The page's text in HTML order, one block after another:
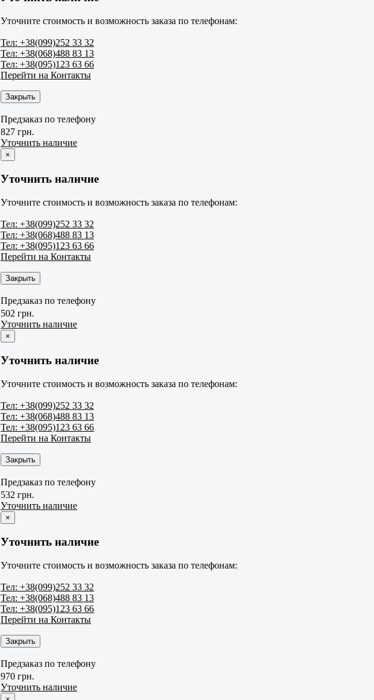
Уточните стоимость и возможность заказа по телефонам:
Тел: +38(099)252 33 32
Тел: +38(068)488 83 13
Тел: +38(095)123 63 66
Перейти на Контакты
Закрыть
Предзаказ по телефону
827 грн.
Уточнить наличие
×
Уточнить наличие
Уточните стоимость и возможность заказа по телефонам:
Тел: +38(099)252 33 32
Тел: +38(068)488 83 13
Тел: +38(095)123 63 66
Перейти на Контакты
Закрыть
Предзаказ по телефону
502 грн.
Уточнить наличие
×
Уточнить наличие
Уточните стоимость и возможность заказа по телефонам:
Тел: +38(099)252 33 32
Тел: +38(068)488 83 13
Тел: +38(095)123 63 66
Перейти на Контакты
Закрыть
Предзаказ по телефону
532 грн.
Уточнить наличие
×
Уточнить наличие
Уточните стоимость и возможность заказа по телефонам:
Тел: +38(099)252 33 32
Тел: +38(068)488 83 13
Тел: +38(095)123 63 66
Перейти на Контакты
Закрыть
Предзаказ по телефону
970 грн.
Уточнить наличие